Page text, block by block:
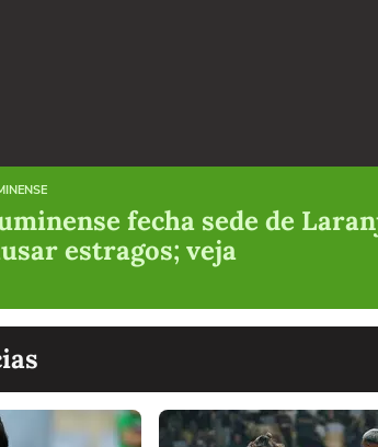
fecha sede de
estragos; veja